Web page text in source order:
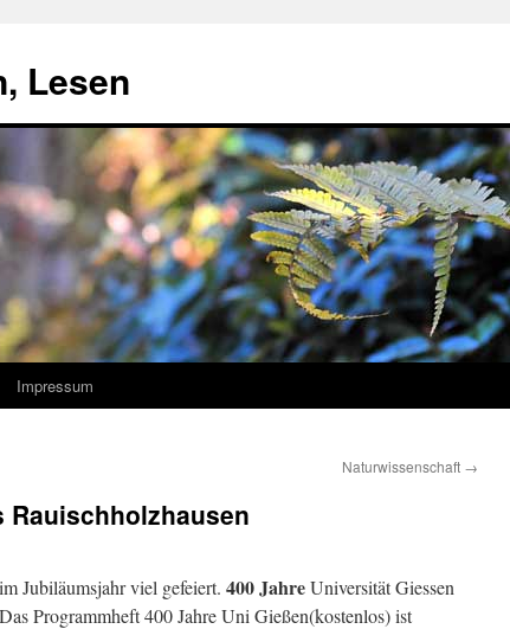
Lesen
Impressum
Naturwissenschaft →
Rauischholzhausen
Jubiläumsjahr viel gefeiert. 400 JahreUniversität Giessen
Programmheft 400 Jahre Uni Gießen(kostenlos) ist